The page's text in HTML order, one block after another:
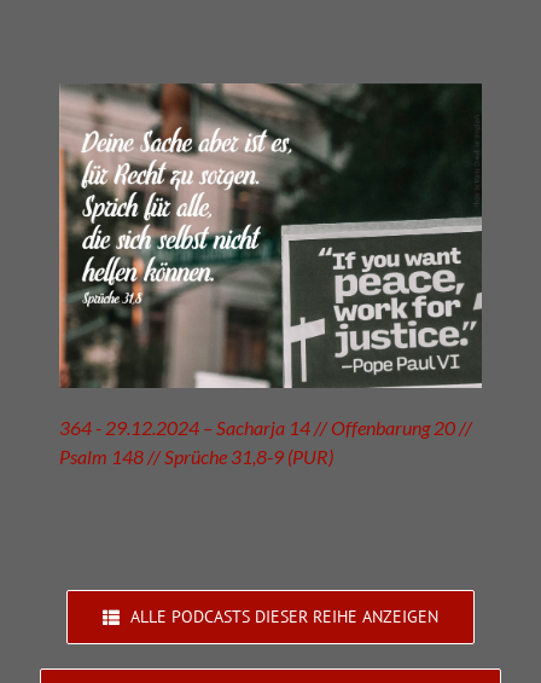
364 - 29.12.2024 – Sacharja 14 // Offenbarung 20 //
Psalm 148 // Sprüche 31,8-9 (PUR)
ALLE PODCASTS DIESER REIHE ANZEIGEN